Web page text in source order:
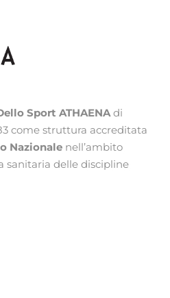
Sport ATHAENAdi
come struttura accreditata
Nazionale nell’ambito
sanitaria delle discipline